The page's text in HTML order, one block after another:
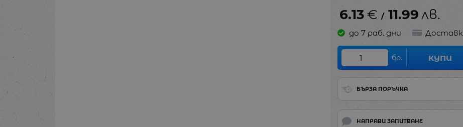
6.13€ / 11.99лв.
до 7 раб. дни
бр. КУПИ
БЪРЗА ПОРЪЧКА
НАПРАВИ ЗАПИТВАНЕ